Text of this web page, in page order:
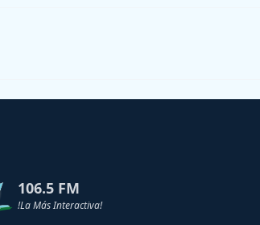
106.5 FM
!La Más Interactiva!